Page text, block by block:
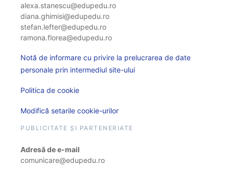
alexa.stanescu@edupedu.ro
diana.ghimisi@edupedu.ro
stefan.lefter@edupedu.ro
ramona.florea@edupedu.ro
Notă de informare cu privire la prelucrarea de date
personale prin intermediul site-ului
Politica de cookie
Modifică setarile cookie-urilor
PUBLICITATE ȘI PARTENERIATE
Adresă de e-mail
comunicare@edupedu.ro